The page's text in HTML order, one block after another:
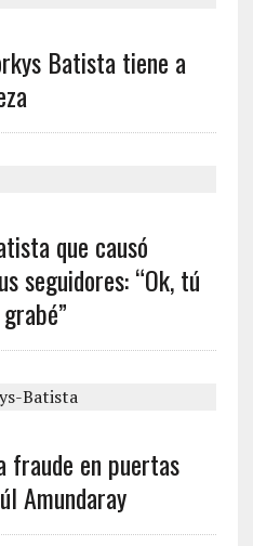
Batista tiene a
que causó
seguidores: “Ok, tú
fraude en puertas
Amundaray